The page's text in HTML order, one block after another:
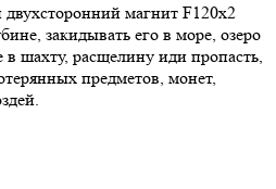
магнит F120х2
закидывать его в море, озеро
в шахту, расщелину иди пропасть,
предметов, монет,